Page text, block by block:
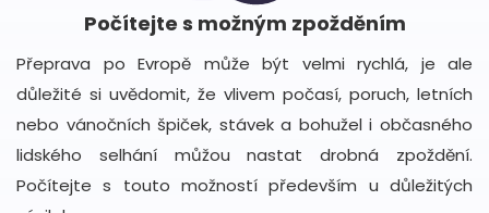
Počítejte s možným zpožděním
Přeprava po Evropě může být velmi rychlá, je ale
důležité si uvědomit, že vlivem počasí, poruch, letních
nebo vánočních špiček, stávek a bohužel i občasného
lidského selhání můžou nastat drobná zpoždění.
Počítejte s touto možností především u důležitých